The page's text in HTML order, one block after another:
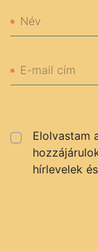
Név
E-mail cím
Elolvastam
hírlevelek